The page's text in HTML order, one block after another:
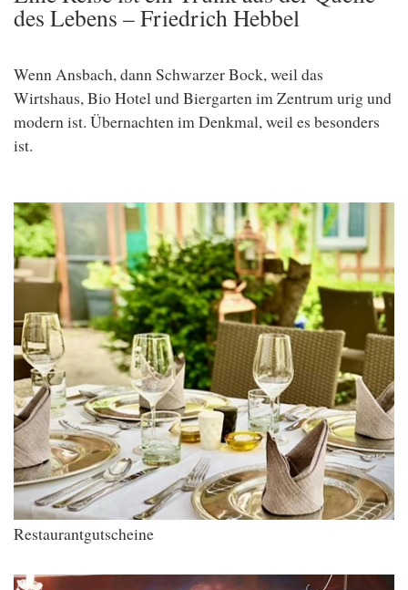
des Lebens – Friedrich Hebbel
Wenn Ansbach, dann Schwarzer Bock, weil das
Wirtshaus, Bio Hotel und Biergarten im Zentrum urig und
modern ist. Übernachten im Denkmal, weil es besonders
ist.
Restaurantgutscheine